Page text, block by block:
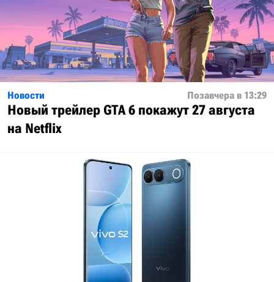
Новости Позавчера в 13:29
Новый трейлер GTA 6 покажут 27 августа
на Netflix